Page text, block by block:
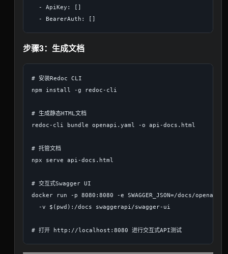
  - ApiKey: []
步骤3：生成文档
# 安装Redoc CLI
npm install -g redoc-cli
# 生成静态HTML文档
redoc-cli bundle openapi.yaml -o api-docs.html
# 托管文档
npx serve api-docs.html
# 交互式Swagger UI
docker run -p 8080:8080 -e SWAGGER_JSON=/docs/
  -v $(pwd):/docs swaggerapi/swagger-ui